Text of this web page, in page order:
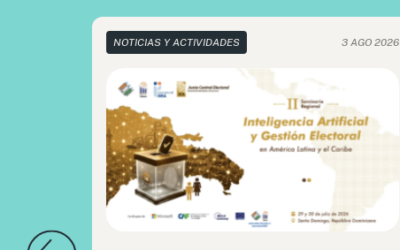
NOTICIAS Y ACTIVIDADES 3 AGO 2026